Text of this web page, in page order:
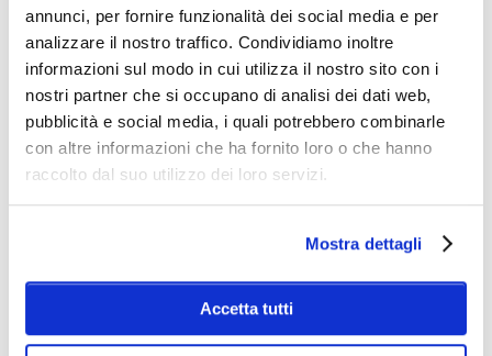
annunci, per fornire funzionalità dei social media e per
analizzare il nostro traffico. Condividiamo inoltre
informazioni sul modo in cui utilizza il nostro sito con i
nostri partner che si occupano di analisi dei dati web,
pubblicità e social media, i quali potrebbero combinarle
con altre informazioni che ha fornito loro o che hanno
raccolto dal suo utilizzo dei loro servizi.
Mostra dettagli
Accetta tutti
Ho letto e accetto laPrivacy Policyper il trattamento dei miei
dati personali